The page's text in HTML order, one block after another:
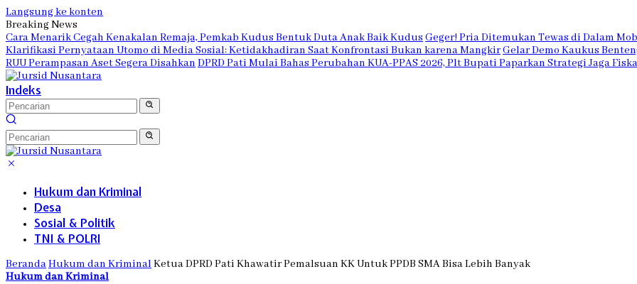
Langsung ke konten
Breaking News
Cara Menarik Cegah Kenakalan Remaja, Pemkab Kudus Bentuk Duta Anak Baik Kudus Geger! Pria Ditemukan Tewas di Dalam
Klarifikasi Pernyataan Utomo di Media Sosial: Ketidakhadiran Saat Konfrontasi Bukan karena MangkirGelar Demo Kaukus
RUU Perampasan Aset Segera Disahkan DPRD Pati Mulai Bahas Perubahan KUA-PPAS 2026, Plt Bupati Paparkan Strategi Jaga
Indeks
Hukum dan Kriminal
Desa
Sosial & Politik
TNI & POLRI
BerandaHukum dan KriminalKetua DPRD Pati Khawatir Pemalsuan KK Untuk PPDB SMA Bisa Lebih Banyak
Hukum dan Kriminal